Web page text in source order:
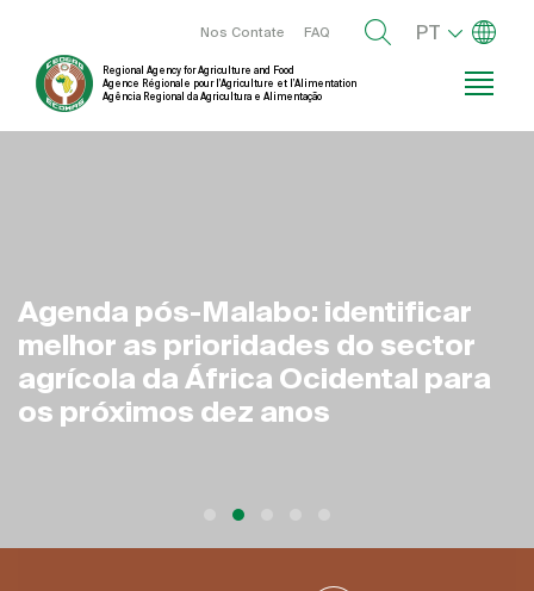
o
conteúdo
principal
Regional Agency for Agriculture and Food
Agence Régionale pour l’Agriculture et l’Alimentation
Agência Regional da Agricultura e Alimentação
Menu right
Nos Contate FAQ PT
Lista
Agenda pós-Malabo: identificar
melhor as prioridades do sector
agrícola da África Ocidental para
os próximos dez anos